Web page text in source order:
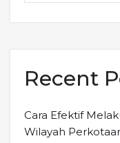
Recent
Cara Efektif
Wilayah